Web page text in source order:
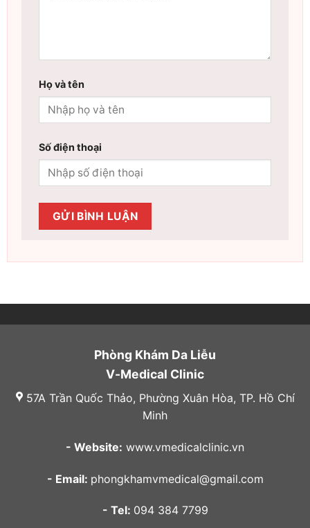
Họ và tên
Số điện thoại
Phòng Khám Da Liễu
V-Medical Clinic
57A Trần Quốc Thảo, Phường Xuân Hòa, TP. Hồ Chí
Minh
- Website: www.vmedicalclinic.vn
- Email: phongkhamvmedical@gmail.com
- Tel: 094 384 7799